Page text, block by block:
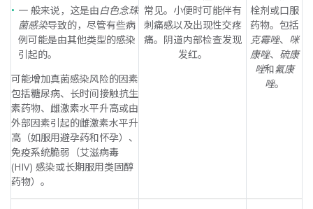
一 般来说，这是由白色念珠
菌感染导致的，尽管有些病
例可能是由其他类型的感染
引起的。
可能增加真菌感染风险的因素
包括糖尿病、长时间接触抗生
素药物、雌激素水平升高或由
外部因素引起的雌激素水平升
高（如服用避孕药和怀孕）、
免疫系统脆弱（艾滋病毒
(HIV) 感染或长期服用类固醇
药物）。
常见。小便时可能伴有
刺痛感以及出现性交疼
痛。阴道内部检查发现
发红。
栓剂或口服
药物。包括
克霉唑、 咪
康唑、 硫康
唑和氟康
唑。